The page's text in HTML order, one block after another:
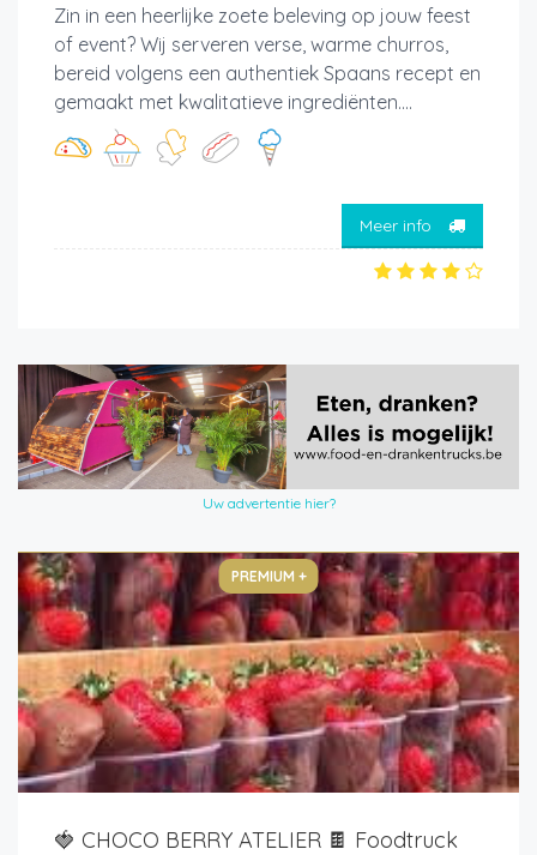
Zin in een heerlijke zoete beleving op jouw feest
of event? Wij serveren verse, warme churros,
bereid volgens een authentiek Spaans recept en
gemaakt met kwalitatieve ingrediënten....
Meer info
Uw advertentie hier?
PREMIUM +
🍓 CHOCO BERRY ATELIER 🍫 Foodtruck